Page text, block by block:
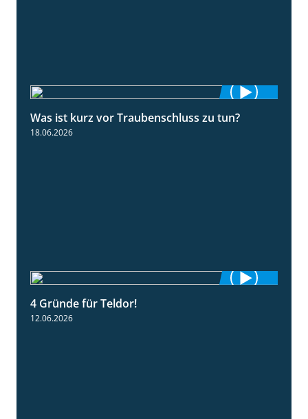
5:04
Was ist kurz vor Traubenschluss zu tun?
18.06.2026
4 Gründe für Teldor!
12.06.2026